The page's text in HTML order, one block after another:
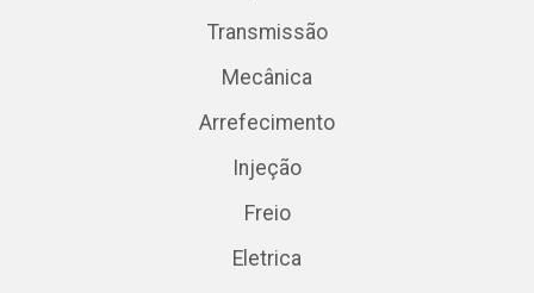
Transmissão
Mecânica
Arrefecimento
Injeção
Freio
Eletrica